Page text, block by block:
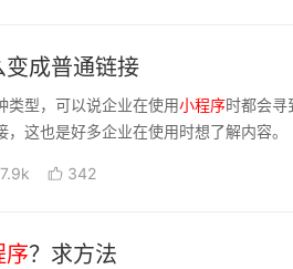
变成普通链接
类型，可以说企业在使用小程序时都会寻
这也是好多企业在使用时想了解内容。
7.9k 342
序？求方法